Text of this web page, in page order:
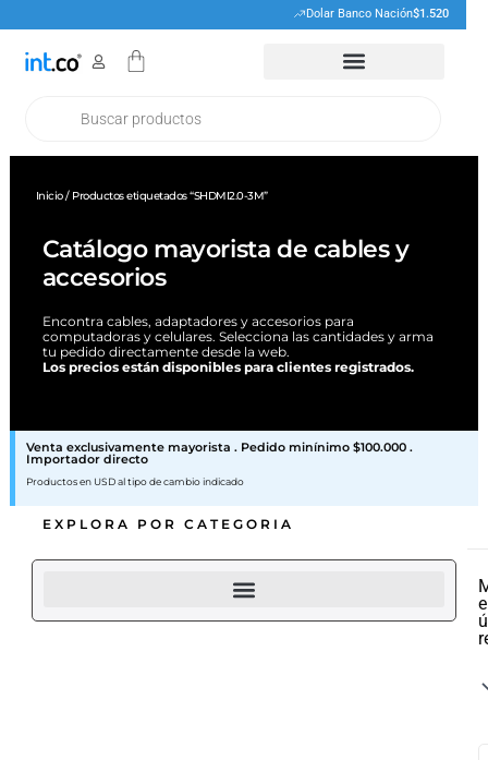
contenido
Dolar Banco Nación$1.520
Cart
Inicio/ Productos etiquetados “SHDMI2.0-3M”
Catálogo mayorista de cables y
accesorios
Encontra cables, adaptadores y accesorios para
computadoras y celulares. Selecciona las cantidades y arma
tu pedido directamente desde la web.
Los precios están disponibles para clientes registrados.
Venta exclusivamente mayorista . Pedido minínimo $100.000 .
Importador directo
Productos en USD al tipo de cambio indicado
EXPLORA POR CATEGORIA